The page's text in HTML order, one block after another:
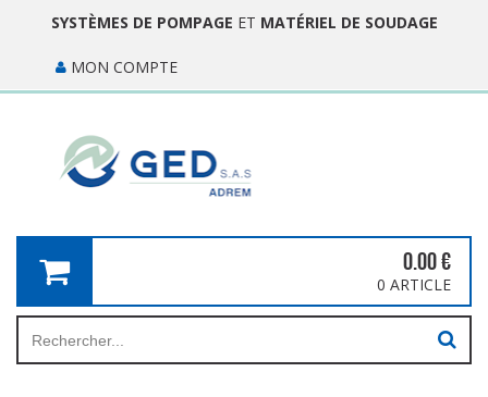
SYSTÈMES DE POMPAGE ET MATÉRIEL DE SOUDAGE
MON COMPTE
0.00€
0 ARTICLE